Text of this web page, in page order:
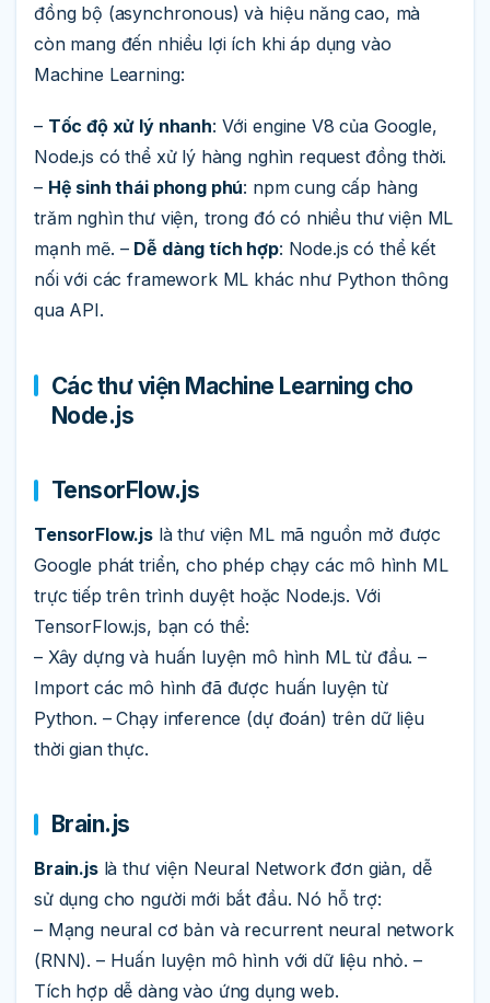
đồng bộ (asynchronous) và hiệu năng cao, mà
còn mang đến nhiều lợi ích khi áp dụng vào
Machine Learning:
– Tốc độ xử lý nhanh: Với engine V8 của Google,
Node.js có thể xử lý hàng nghìn request đồng thời.
– Hệ sinh thái phong phú: npm cung cấp hàng
trăm nghìn thư viện, trong đó có nhiều thư viện ML
mạnh mẽ. – Dễ dàng tích hợp: Node.js có thể kết
nối với các framework ML khác như Python thông
qua API.
Các thư viện Machine Learning cho
Node.js
TensorFlow.js
TensorFlow.js là thư viện ML mã nguồn mở được
Google phát triển, cho phép chạy các mô hình ML
trực tiếp trên trình duyệt hoặc Node.js. Với
TensorFlow.js, bạn có thể:
– Xây dựng và huấn luyện mô hình ML từ đầu. –
Import các mô hình đã được huấn luyện từ
Python. – Chạy inference (dự đoán) trên dữ liệu
thời gian thực.
Brain.js
Brain.jslà thư viện Neural Network đơn giản, dễ
sử dụng cho người mới bắt đầu. Nó hỗ trợ:
– Mạng neural cơ bản và recurrent neural network
(RNN). – Huấn luyện mô hình với dữ liệu nhỏ. –
Tích hợp dễ dàng vào ứng dụng web.